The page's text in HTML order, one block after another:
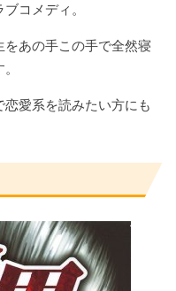
コメディ。
あの手この手で全然寝
愛系を読みたい方にも